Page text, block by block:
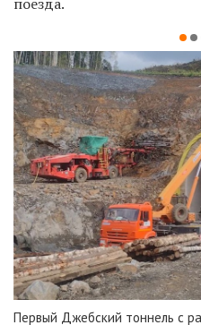
Первый Джебский тоннель с